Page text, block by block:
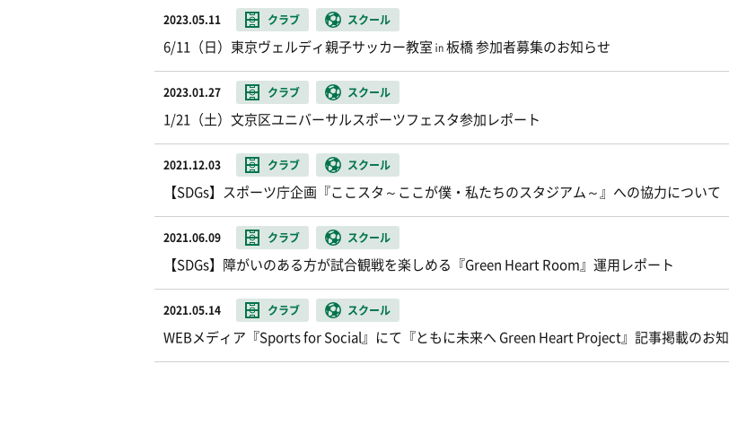
2023.05.11 クラブ スクール
6/11（日）東京ヴェルディ親子サッカー教室㏌板橋 参加者募集のお知らせ
2023.01.27 クラブ スクール
1/21（土）文京区ユニバーサルスポーツフェスタ参加レポート
2021.12.03 クラブ スクール
【SDGs】スポーツ庁企画『ここスタ～ここが僕・私たちのスタジアム～』への協力について
2021.06.09 クラブ スクール
【SDGs】障がいのある方が試合観戦を楽しめる『Green Heart Room』運用レポート
2021.05.14 クラブ スクール
WEBメディア『Sports for Social』にて『ともに未来へ Green Heart Project』記事掲載のお